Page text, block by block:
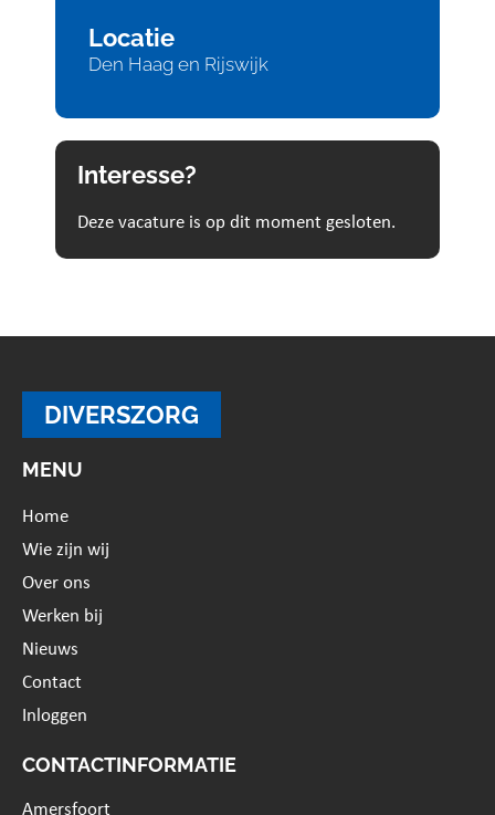
Locatie
Den Haag en Rijswijk
Interesse?
Deze vacature is op dit moment gesloten.
DIVERSZORG
MENU
Home
Wie zijn wij
Over ons
Werken bij
Nieuws
Contact
Inloggen
CONTACTINFORMATIE
Amersfoort